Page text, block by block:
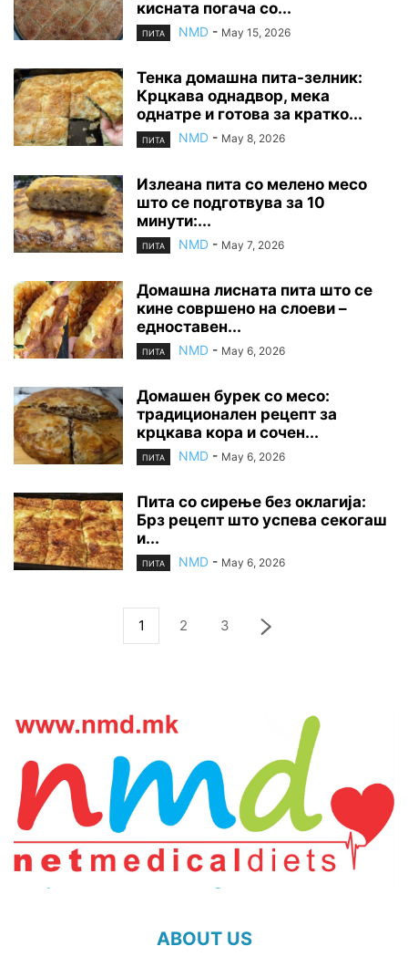
кисната погача со...
ПИТА NMD - May 15, 2026
Тенка домашна пита-зелник:
Крцкава однадвор, мека
однатре и готова за кратко...
ПИТА NMD - May 8, 2026
Излеана пита со мелено месо
што се подготвува за 10
минути:...
ПИТА NMD - May 7, 2026
Домашна лисната пита што се
кине совршено на слоеви –
едноставен...
ПИТА NMD - May 6, 2026
Домашен бурек со месо:
традиционален рецепт за
крцкава кора и сочен...
ПИТА NMD - May 6, 2026
Пита со сирење без оклагија:
Брз рецепт што успева секогаш
и...
ПИТА NMD - May 6, 2026
1 2 3
ABOUT US